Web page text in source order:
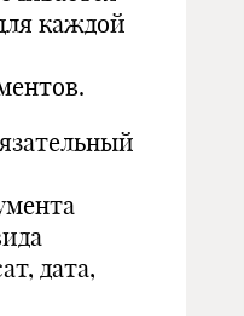
каждой
дата,